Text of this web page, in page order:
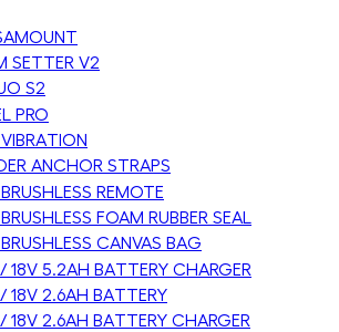
SETTER V2
S2
PRO
ANCHOR STRAPS
REMOTE
FOAM RUBBER SEAL
CANVAS BAG
18V 5.2AH BATTERY CHARGER
18V 2.6AH BATTERY
18V 2.6AH BATTERY CHARGER